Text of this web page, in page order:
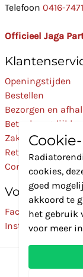
Telefoon 0416-
Officieel Jaga
Openingstijden
Bestellen
Bezorgen en
Zakelijk
Retourneren
Contact
Volg Ons
Facebook
Instagram
cookies,
goed
akkoord te
het gebruik
voor meer